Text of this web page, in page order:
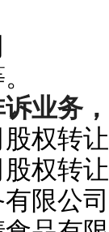
业务
权转
权转
有限公